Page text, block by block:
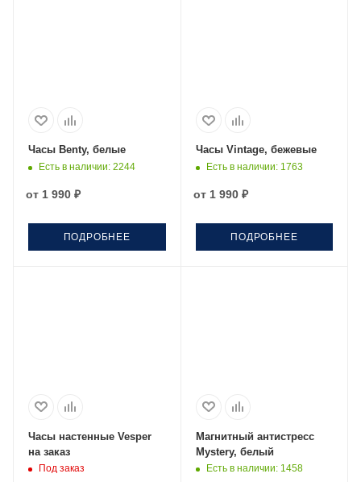
Часы Benty, белые
Есть в наличии: 2244
от 1 990 ₽
ПОДРОБНЕЕ
Часы Vintage, бежевые
Есть в наличии: 1763
от 1 990 ₽
ПОДРОБНЕЕ
Часы настенные Vesper
на заказ
Под заказ
Магнитный антистресс
Mystery, белый
Есть в наличии: 1458